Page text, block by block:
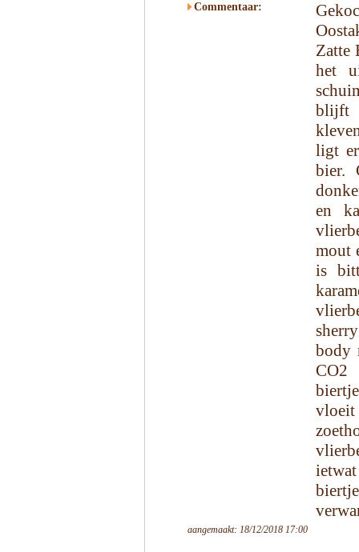
Commentaar:
Zatte
het
blijft
ligt
bier.
en
mout
is
body
CO2
aangemaakt: 18/12/2018 17:00